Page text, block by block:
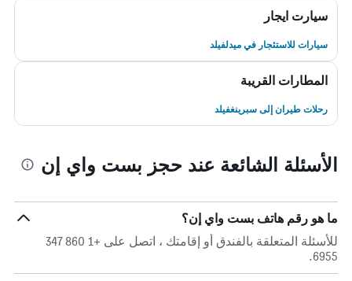
سيارت ايجار
سيارات للاستئجار في ميدلفيلد
المطارات القريبة
رحلات طيران إلى سبرينغفيلد
الأسئلة الشائعة عند حجز بست واي إن
ما هو رقم هاتف بست واي إن؟
للأسئلة المتعلقة بالفندق أو إقامتك ، اتصل على +1 860 347
6955.